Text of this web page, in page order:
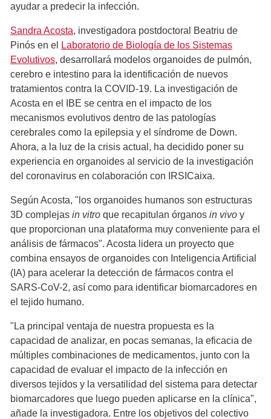
ayudar a predecir la infección.
Sandra Acosta, investigadora postdoctoral Beatriu de
Pinós en el
Laboratorio de Biología de los Sistemas
Evolutivos, desarrollará modelos organoides de pulmón,
cerebro e intestino para la identificación de nuevos
tratamientos contra la COVID-19. La investigación de
Acosta en el IBE se centra en el impacto de los
mecanismos evolutivos dentro de las patologías
cerebrales como la epilepsia y el síndrome de Down.
Ahora, a la luz de la crisis actual, ha decidido poner su
experiencia en organoides al servicio de la investigación
del coronavirus en colaboración con IRSICaixa.
Según Acosta, "los organoides humanos son estructuras
3D complejas in vitro que recapitulan órganos in vivo y
que proporcionan una plataforma muy conveniente para el
análisis de fármacos". Acosta lidera un proyecto que
combina ensayos de organoides con Inteligencia Artificial
(IA) para acelerar la detección de fármacos contra el
SARS-CoV-2, así como para identificar biomarcadores en
el tejido humano.
"La principal ventaja de nuestra propuesta es la
capacidad de analizar, en pocas semanas, la eficacia de
múltiples combinaciones de medicamentos, junto con la
capacidad de evaluar el impacto de la infección en
diversos tejidos y la versatilidad del sistema para detectar
biomarcadores que luego pueden aplicarse en la clínica",
añade la investigadora. Entre los objetivos del colectivo